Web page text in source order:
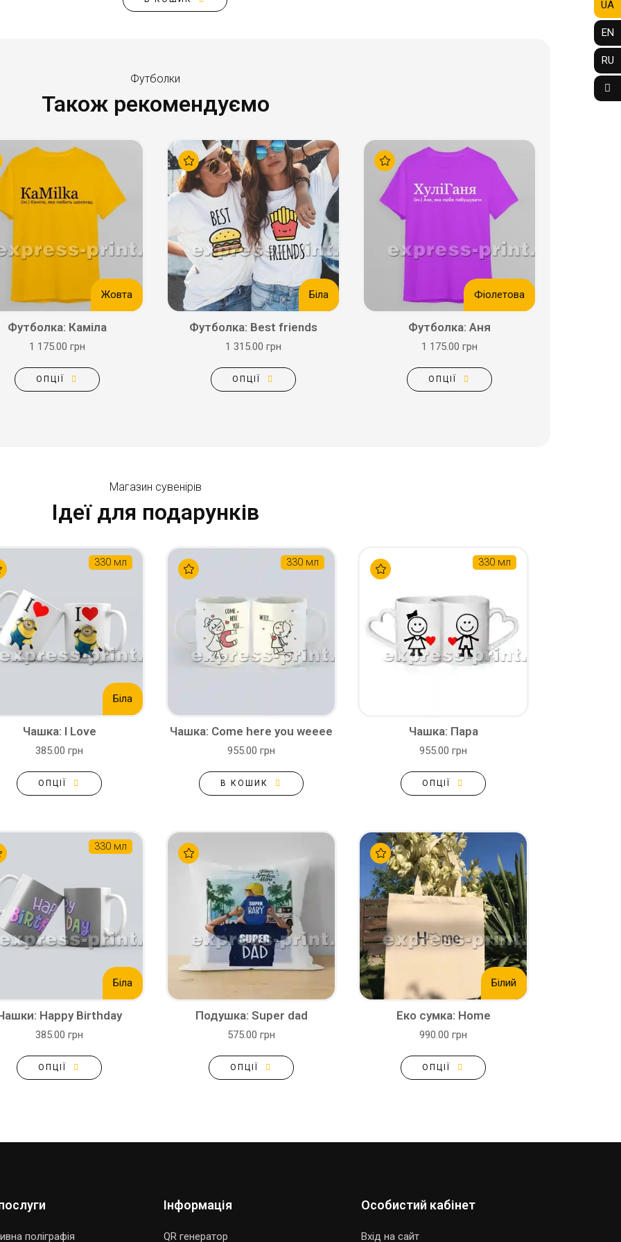
Футболки
Також рекомендуємо
Жовта
Футболка: Каміла
1 175.00 грн
ОПЦІЇ
Біла
Футболка: Best friends
1 315.00 грн
ОПЦІЇ
Фіолетова
Футболка: Аня
1 175.00 грн
ОПЦІЇ
Магазин сувенірів
Ідеї для подарунків
330 мл
Біла
Чашка: I Love
385.00 грн
ОПЦІЇ
330 мл
Чашка: Come here you weeee
955.00 грн
В КОШИК
330 мл
Чашка: Пара
955.00 грн
ОПЦІЇ
330 мл
Біла
Happy Birthday
385.00 грн
ОПЦІЇ
Подушка: Super dad
575.00 грн
ОПЦІЇ
Білий
Еко сумка: Home
990.00 грн
ОПЦІЇ
поліграфія
Інформація
QR генератор
Особистий кабінет
Вхід на сайт
UA
EN
RU